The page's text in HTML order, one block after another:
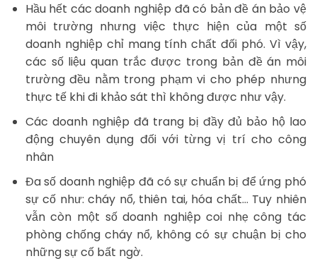
Hầu hết các doanh nghiệp đã có bản đề án bảo vệ
môi trường nhưng việc thực hiện của một số
doanh nghiệp chỉ mang tính chất đối phó. Vì vậy,
các số liệu quan trắc được trong bản đề án môi
trường đều nằm trong phạm vi cho phép nhưng
thực tế khi đi khảo sát thì không được như vậy.
Các doanh nghiệp đã trang bị đầy đủ bảo hộ lao
động chuyên dụng đối với từng vị trí cho công
nhân
Đa số doanh nghiệp đã có sự chuẩn bị để ứng phó
sự cố như: cháy nổ, thiên tai, hóa chất… Tuy nhiên
vẫn còn một số doanh nghiệp coi nhẹ công tác
phòng chống cháy nổ, không có sự chuận bị cho
những sự cố bất ngờ.